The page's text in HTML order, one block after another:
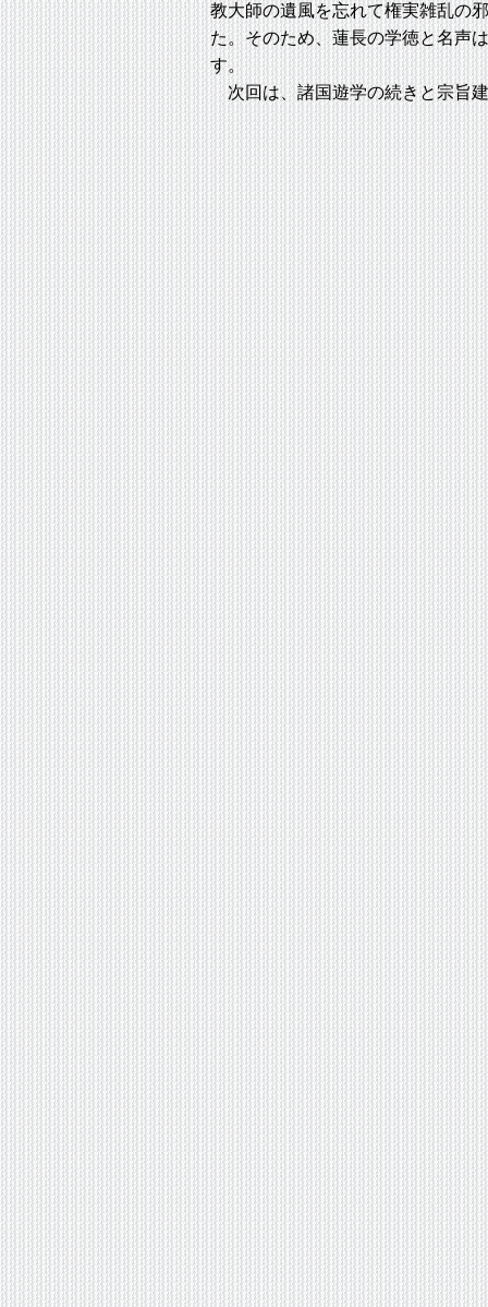
教大師の遺風を忘れて権実雑乱の
た。そのため、蓮長の学徳と名声
す。
次回は、諸国遊学の続きと宗旨